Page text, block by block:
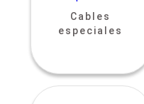
Cables
especiales